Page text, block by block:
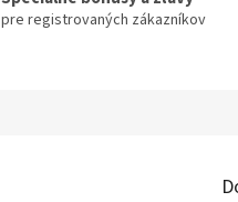
pre registrovaných zákazníkov